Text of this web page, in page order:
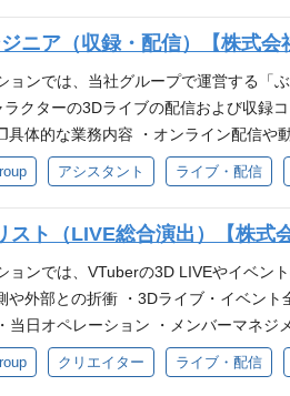
、当社グループ運営のIPの成長及び増加
よりハイクオリティな制作を短いスパ
の統括・運営をお任せ出来る方を募集
タジオ部は、当社グループが運営する
LIVEにおけるモデル・ステージ・演
インイベント時は当日の配信環境の整
料パート同時配信 スタジオ部責任者
届けたい方と一緒に働きたい」システ
ンについて ※インタビュー当初の部門
要となるスキル・経験 ❐必須要件 ・ス
設での運営管理・マネジメント経験 ・
ィング）の経験 ・モーションキャプチ
における基礎知識（専門的な実務経験
ル） ❐歓迎要件 ・生放送やライブイベ
ネジメント経験 ・多数の演者（タレン
の、心をうちぬけ』を一緒に体現でき
ドで実行できる方 ・妥協せず細かい部
業務を遂行できる方 参考 ❐スタジオ部
るIP事業「ぶいすぽっ！」、「RIOT
演出など全ての制作を担っている部門
ニア（収録・配信）【株式会
ョンでは、当社グループで運営する「
クターの3Dライブの配信および収録
体的な業務内容 ・オンライン配信や
ーディングスタジオの環境整備 ・外
ール：MAYA, Blender, Unity, GitHub
❐必須要件 ・当社グループが運営する
およびスキルを歓迎します。 ・配信ス
・Optitrack、VICON、MotionBuilderな
、音響に関する実務経験 ・動画コンテ
信経験 ・VTuberなど配信経験 ・Unity
(静画・動画いずれも可) ・照明、カメ
でも可) ・ボーカルレコーディングのエ
アシスタント ライブ・配信
スト（LIVE総合演出）【株式
ョンでは、VTuberの3D LIVEやイベン
や外部との折衝 ・3Dライブ・イベン
当日オペレーション ・メンバーマネジ
るようなバーチャルライブを制作した
キル・経験 ❐ 必須要件 ・CG演出(ライ
クリエイター ライブ・配信